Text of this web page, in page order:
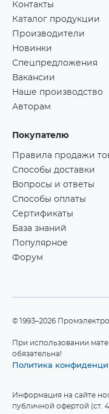
Контакты
Каталог продукции
Производители
Новинки
Спецпредложения
Вакансии
Наше производство
Авторам
Покупателю
Правила продажи
Способы доставки
Вопросы и ответы
Способы оплаты
Сертификаты
База знаний
Популярное
Форум
©1993–2026
При использовании
обязательна!
Политика
Информация на сайте
публичной офертой (ст.